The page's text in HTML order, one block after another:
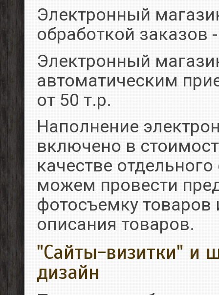
Электронный
обработкой заказов
Электронный
автоматическим
от 50 т.р.
Наполнение
включено в
качестве
можем провести
фотосъемку товаров
описания товаров.
"Сайты-визитки" и
дизайн